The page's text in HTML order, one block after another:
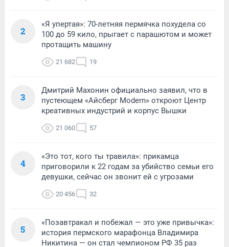
2
«Я упертая»: 70-летняя пермячка похудела со
100 до 59 кило, прыгает с парашютом и может
протащить машину
21 682 19
3
Дмитрий Махонин официально заявил, что в
пустеющем «Айсберг Modern» откроют Центр
креативных индустрий и корпус Вышки
21 060 57
4
«Это тот, кого ты травила»: прикамца
приговорили к 22 годам за убийство семьи его
девушки, сейчас он звонит ей с угрозами
20 456 32
5
«Позавтракал и побежал — это уже привычка»:
история пермского марафонца Владимира
Никитина — он стал чемпионом РФ 35 раз